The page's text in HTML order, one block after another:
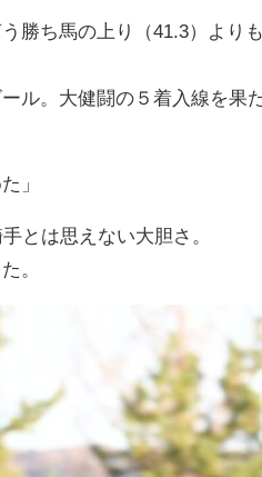
勝ち馬の上り（41.3）よりも
ル。大健闘の５着入線を果
」
とは思えない大胆さ。
。